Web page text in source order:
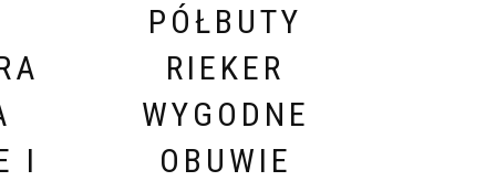
I
PÓŁBUTY
RIEKER
WYGODNE
OBUWIE